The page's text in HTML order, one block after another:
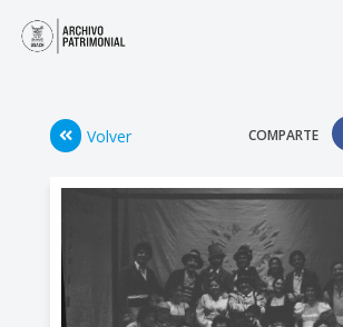
Volver COMPARTE